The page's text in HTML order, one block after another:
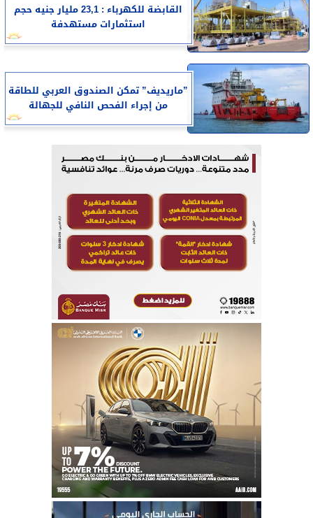
القابضة للكهرباء : 23,1 مليار جنيه حجم
استثمارات مستهدفة
”ماريديف” تمكن الصندوق العربي للطاقة
من إجراء الفحص النافي للجهالة